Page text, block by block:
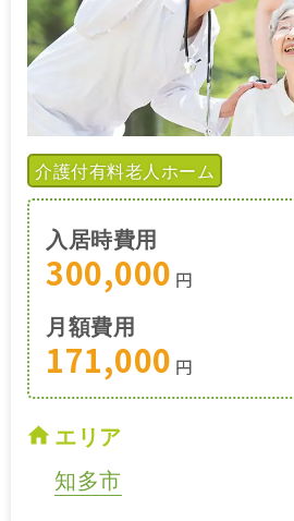
介護付有料老人ホーム
入居時費用
300,000 円
月額費用
171,000 円
エリア
知多市